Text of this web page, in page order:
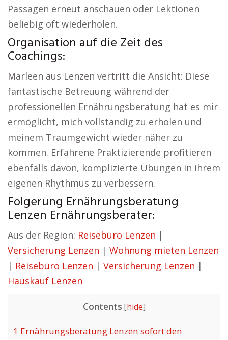
Passagen erneut anschauen oder Lektionen
beliebig oft wiederholen.
Organisation auf die Zeit des
Coachings:
Marleen aus Lenzen vertritt die Ansicht: Diese
fantastische Betreuung während der
professionellen Ernährungsberatung hat es mir
ermöglicht, mich vollständig zu erholen und
meinem Traumgewicht wieder näher zu
kommen. Erfahrene Praktizierende profitieren
ebenfalls davon, komplizierte Übungen in ihrem
eigenen Rhythmus zu verbessern.
Folgerung Ernährungsberatung
Lenzen Ernährungsberater:
Aus der Region: Reisebüro Lenzen |
Versicherung Lenzen | Wohnung mieten Lenzen
| Reisebüro Lenzen | Versicherung Lenzen |
Hauskauf Lenzen
Contents [hide]
1 Ernährungsberatung Lenzen sofort den